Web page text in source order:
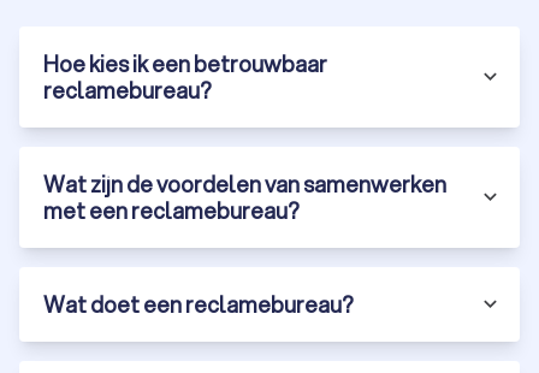
Hoe kies ik een betrouwbaar
reclamebureau?
Wat zijn de voordelen van samenwerken
met een reclamebureau?
Wat doet een reclamebureau?